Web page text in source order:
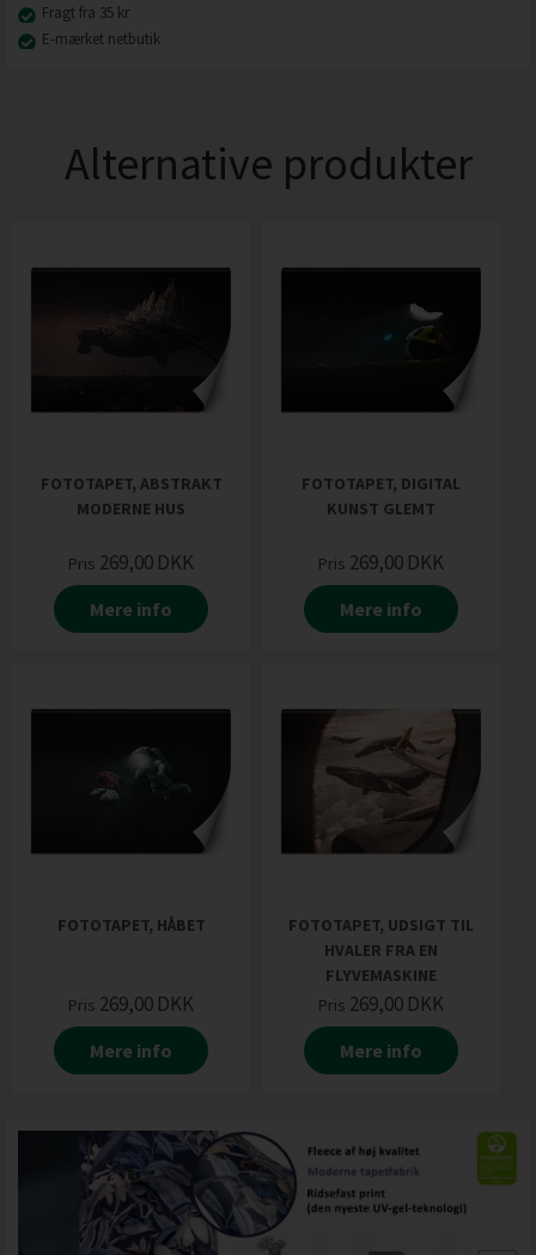
Fragt fra 35 kr
E-mærket netbutik
Alternative produkter
FOTOTAPET, ABSTRAKT
MODERNE HUS
Pris 269,00 DKK
Mere info
FOTOTAPET, DIGITAL
KUNST GLEMT
Pris 269,00 DKK
Mere info
FOTOTAPET, HÅBET
Pris 269,00 DKK
Mere info
FOTOTAPET, UDSIGT TIL
HVALER FRA EN
FLYVEMASKINE
Pris 269,00 DKK
Mere info